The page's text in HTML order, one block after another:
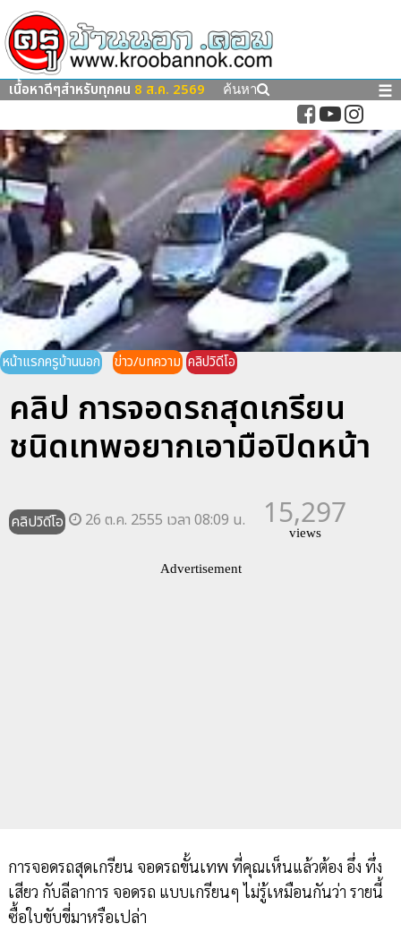
เนื้อหาดีๆสำหรับทุกคน 8 ส.ค. 2569 ค้นหา ☰
หน้าแรกครูบ้านนอก ข่าว/บทความ คลิปวิดีโอ
คลิป การจอดรถสุดเกรียน
ชนิดเทพอยากเอามือปิดหน้า
คลิปวิดีโอ 26 ต.ค. 2555 เวลา 08:09 น. 15,297
views
Advertisement
การจอดรถสุดเกรียน จอดรถขั้นเทพ ที่คุณเห็นแล้วต้อง อึ่ง ทึ่ง
เสียว กับลีลาการ จอดรถ แบบเกรียนๆ ไม่รู้เหมือนกันว่า รายนี้
ซื้อใบขับขี่มาหรือเปล่า